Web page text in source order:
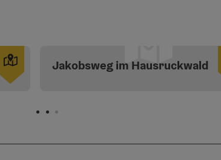
Copyright öffnen
Jakobsweg im Hausruckwald